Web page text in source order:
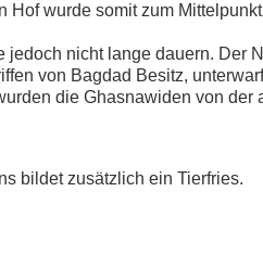
wurde somit zum
jedoch nicht lange dauern. Der
von Bagdad Besitz,
die Ghasnawiden von der
bildet zusätzlich ein Tierfries.